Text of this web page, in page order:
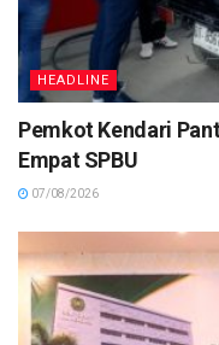
HEADLINE
Pemkot Kendari
Empat SPBU
07/08/2026